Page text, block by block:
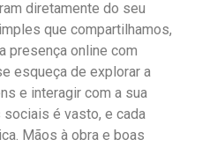
diretamente ⁤do seu
que ⁢compartilhamos,
presença online com
esqueça de explorar‌ a
e‍ interagir com⁢ a sua
sociais é​ vasto, e cada
Mãos ⁤à obra e boas